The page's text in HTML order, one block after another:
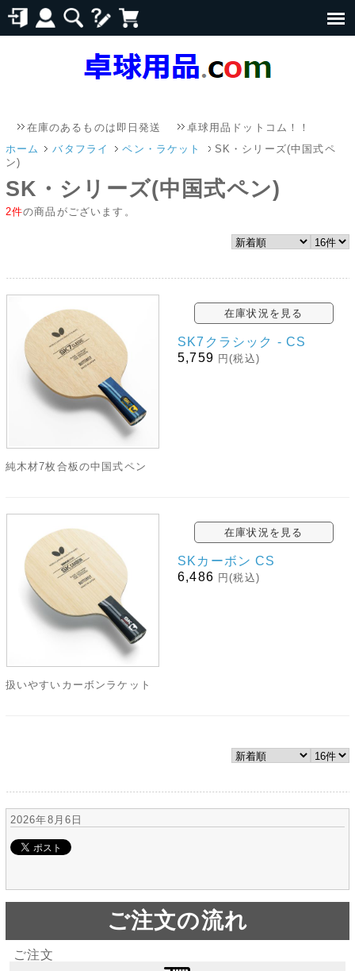
在庫のあるものは即日発送 卓球用品ドットコム！！
ホーム
バタフライ ペン・ラケット
SK・シリーズ(中国式ペ
ン)
SK・シリーズ(中国式ペン)
2件の商品がございます。
在庫状況を見る
SK7クラシック - CS
5,759 円(税込)
純木材7枚合板の中国式ペン
在庫状況を見る
SKカーボン CS
6,486 円(税込)
扱いやすいカーボンラケット
2026年8月6日
ご注文の流れ
ご注文